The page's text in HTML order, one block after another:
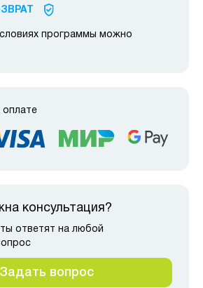
программы можно
консультация?
ответят на любой
Задать вопрос